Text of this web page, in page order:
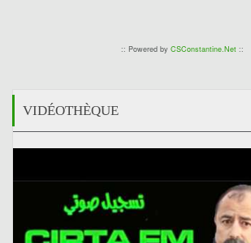
:: Powered by CSConstantine.Net::
VIDÉOTHÈQUE